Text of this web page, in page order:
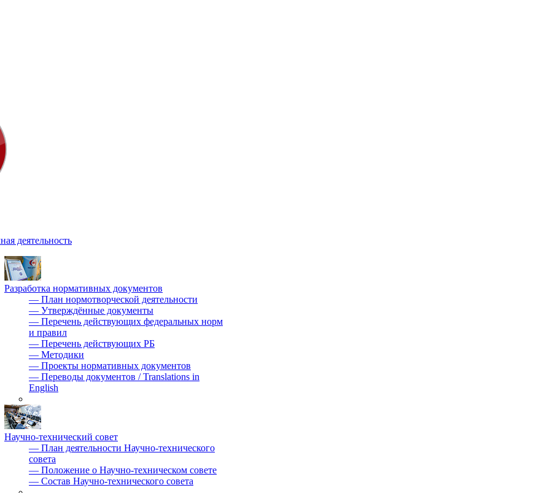
деятельность
Разработка нормативных документов
— План нормотворческой деятельности
— Утверждённые документы
— Перечень действующих федеральных норм
и правил
— Перечень действующих РБ
— Методики
— Проекты нормативных документов
— Переводы документов / Translations in
English
Научно-технический совет
— План деятельности Научно-технического
совета
— Положение о Научно-техническом совете
— Состав Научно-технического совета